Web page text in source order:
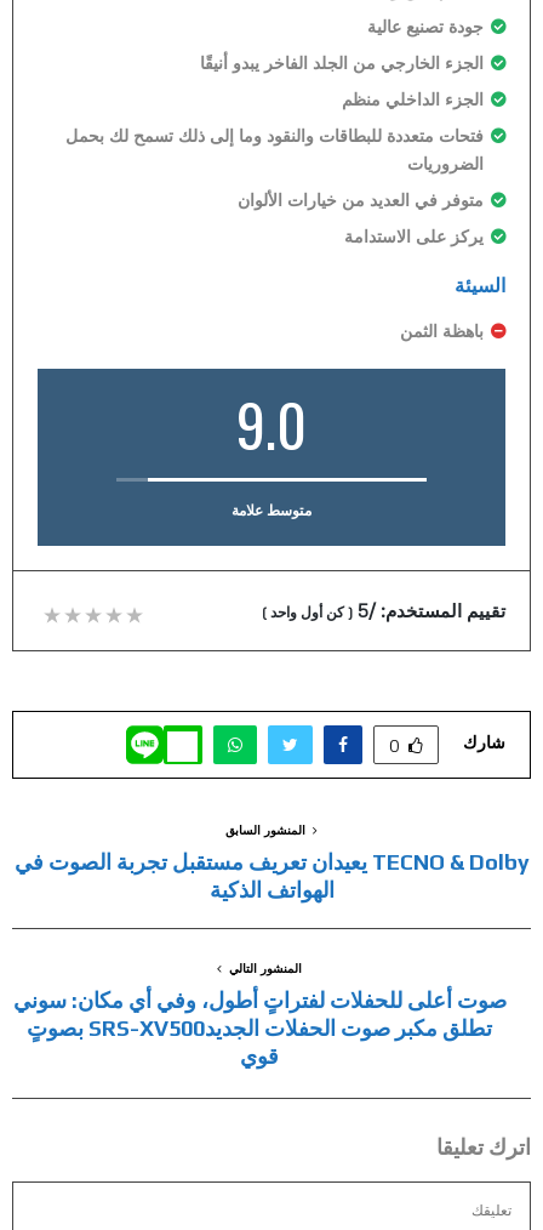
جودة تصنيع عالية
الجزء الخارجي من الجلد الفاخر يبدو أنيقًا
الجزء الداخلي منظم
فتحات متعددة للبطاقات والنقود وما إلى ذلك تسمح لك بحمل
الضروريات
متوفر في العديد من خيارات الألوان
يركز على الاستدامة
السيئة
باهظة الثمن
9.0
متوسط علامة
تقييم المستخدم:/5
(كن أول واحد )
شارك 0
المنشور السابق
TECNO & Dolby يعيدان تعريف مستقبل تجربة الصوت في
الهواتف الذكية
المنشور التالي
صوت أعلى للحفلات لفتراتٍ أطول، وفي أي مكان: سوني
تطلق مكبر صوت الحفلات الجديدSRS-XV500 بصوتٍ
قوي
اترك تعليقا